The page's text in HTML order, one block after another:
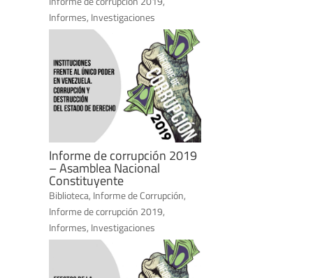
Informes, Investigaciones
Informe de corrupción 2019
– Asamblea Nacional
Constituyente
Biblioteca, Informe de Corrupción,
Informe de corrupción 2019,
Informes, Investigaciones